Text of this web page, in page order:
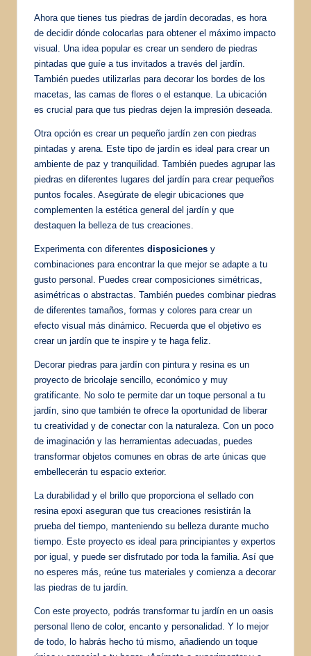
Ahora que tienes tus piedras de jardín decoradas, es hora
de decidir dónde colocarlas para obtener el máximo impacto
visual. Una idea popular es crear un sendero de piedras
pintadas que guíe a tus invitados a través del jardín.
También puedes utilizarlas para decorar los bordes de los
macetas, las camas de flores o el estanque. La ubicación
es crucial para que tus piedras dejen la impresión deseada.
Otra opción es crear un pequeño jardín zen con piedras
pintadas y arena. Este tipo de jardín es ideal para crear un
ambiente de paz y tranquilidad. También puedes agrupar las
piedras en diferentes lugares del jardín para crear pequeños
puntos focales. Asegúrate de elegir ubicaciones que
complementen la estética general del jardín y que
destaquen la belleza de tus creaciones.
Experimenta con diferentes disposiciones y
combinaciones para encontrar la que mejor se adapte a tu
gusto personal. Puedes crear composiciones simétricas,
asimétricas o abstractas. También puedes combinar piedras
de diferentes tamaños, formas y colores para crear un
efecto visual más dinámico. Recuerda que el objetivo es
crear un jardín que te inspire y te haga feliz.
Decorar piedras para jardín con pintura y resina es un
proyecto de bricolaje sencillo, económico y muy
gratificante. No solo te permite dar un toque personal a tu
jardín, sino que también te ofrece la oportunidad de liberar
tu creatividad y de conectar con la naturaleza. Con un poco
de imaginación y las herramientas adecuadas, puedes
transformar objetos comunes en obras de arte únicas que
embellecerán tu espacio exterior.
La durabilidad y el brillo que proporciona el sellado con
resina epoxi aseguran que tus creaciones resistirán la
prueba del tiempo, manteniendo su belleza durante mucho
tiempo. Este proyecto es ideal para principiantes y expertos
por igual, y puede ser disfrutado por toda la familia. Así que
no esperes más, reúne tus materiales y comienza a decorar
las piedras de tu jardín.
Con este proyecto, podrás transformar tu jardín en un oasis
personal lleno de color, encanto y personalidad. Y lo mejor
de todo, lo habrás hecho tú mismo, añadiendo un toque